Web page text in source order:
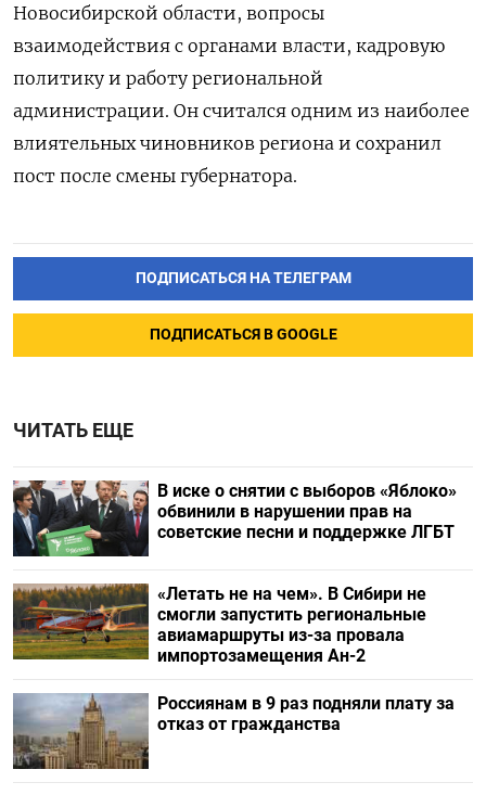
Новосибирской области, вопросы
взаимодействия с органами власти, кадровую
политику и работу региональной
администрации. Он считался одним из наиболее
влиятельных чиновников региона и сохранил
пост после смены губернатора.
ПОДПИСАТЬСЯ НА ТЕЛЕГРАМ
ПОДПИСАТЬСЯ В GOOGLE
ЧИТАТЬ ЕЩЕ
В иске о снятии с выборов «Яблоко»
обвинили в нарушении прав на
советские песни и поддержке ЛГБТ
«Летать не на чем». В Сибири не
смогли запустить региональные
авиамаршруты из-за провала
импортозамещения Ан-2
Россиянам в 9 раз подняли плату за
отказ от гражданства